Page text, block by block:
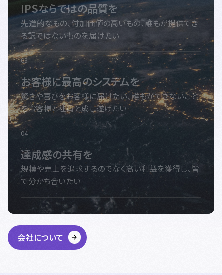
IPSならではの品質を
先進的なもの、付加価値の高いもの、誰もが提供でき
る訳ではないものを届けたい
お客様に最高のシステムを
驚きや喜びをお客様に届けたい、誰もができないこと
をお客様と社員と成し遂げたい
達成感の共有を
規模や売上を追求するのでなく高い利益を獲得し、皆
で分かち合いたい
会社について